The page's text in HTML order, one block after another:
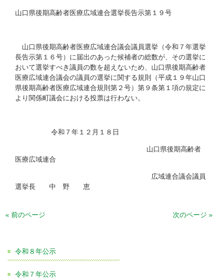
山口県後期高齢者医療広域連合選挙長告示第１９号
山口県後期高齢者医療広域連合議会議員選挙（令和７年選挙
長告示第１６号）に届出のあった候補者の総数が、その選挙に
おいて選挙すべき議員の数を超えないため、山口県後期高齢者
医療広域連合議会の議員の選挙に関する規則（平成１９年山口
県後期高齢者医療広域連合規則第２号）第９条第１項の規定に
より関係町議会における投票は行わない。
令和７年１２月１８日
山口県後期高齢者
医療広域連合
広域連合議会議員
選挙長 中 野 恵
« 前のページ 次のページ »
令和８年公示
令和７年公示